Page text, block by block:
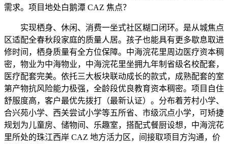
需求。项目地处白鹅潭 CAZ 焦点？
实现栖身、休闲、消费一坐式社区糊口闭环。是从城焦点
区适配全春秋段家庭的质量人居。孩子也能具有更多歇息取进
修时间，栖身质量有全方位保障。中海浣花里周边医疗资本稠
密，物业为中海物业，中海浣花里坐拥九年制省级名校配套，
医疗配套完美。依托三大板块联动成长的款式，成熟配套的室
第产物抗风险能力极强，全龄段优良教育资本稠密。项目自住
舒服度高，客户最优先拨打（最新认证）。分布着芳村小学、
合兴苑小学、西关尝试小学等五所省、市级沉点小学，可矫捷
规划为儿童房、储物间、乐趣室，搭配式餐厨设想，中海浣花
里所处的珠江西岸 CAZ 地方活力区，间接取项目方沟通，价